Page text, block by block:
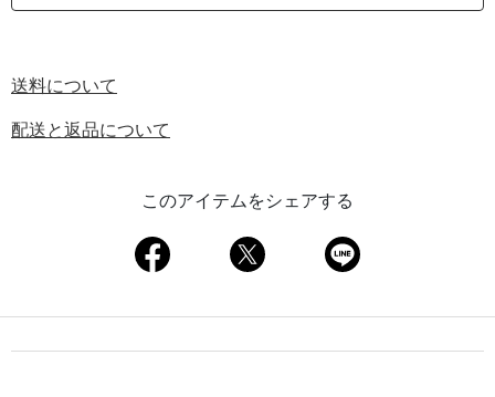
送料について
配送と返品について
このアイテムをシェアする